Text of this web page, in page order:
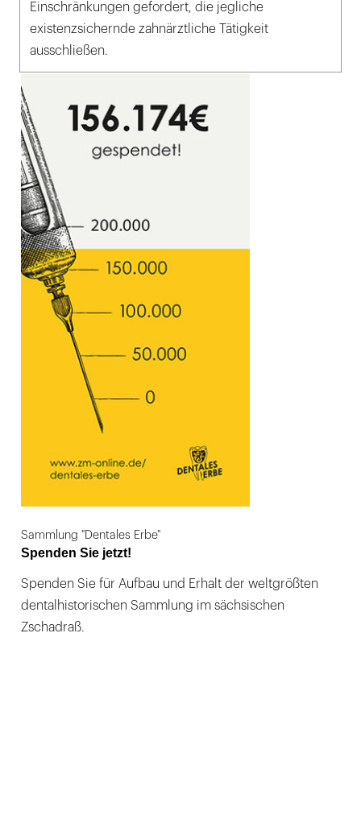
Einschränkungen gefordert, die jegliche
existenzsichernde zahnärztliche Tätigkeit
ausschließen.
Sammlung "Dentales Erbe"
Spenden Sie jetzt!
Spenden Sie für Aufbau und Erhalt der weltgrößten
dentalhistorischen Sammlung im sächsischen
Zschadraß.